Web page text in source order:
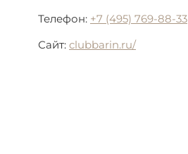
Телефон: +7 (495) 769-88-33
Сайт: clubbarin.ru/